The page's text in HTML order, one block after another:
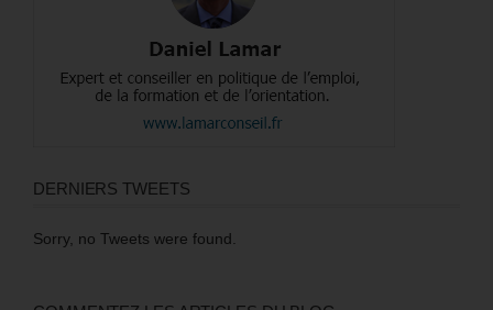
DERNIERS TWEETS
Sorry, no Tweets were found.